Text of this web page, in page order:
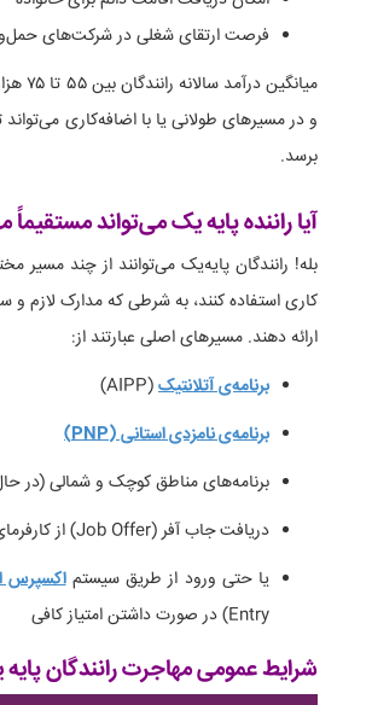
فرصت ارتقای شغلی در شرکت‌های
میانگین
برسد.
آیا راننده پایه یک می‌تواند
بله! رانندگان پایه‌یک می‌توانند از چند مسیر
کاری استفاده کنند، به شرطی که مدارک لازم و
ارائه دهند. مسیرهای اصلی عبارتند از:
برنامه‌ی آتلانتیک(AIPP)
برنامه‌ی نامزدی استانی (PNP)
برنامه‌های مناطق کوچک و شمالی (در
دریافت جاب آفر (Job Offer) از کارفرمای معتبر
یا حتی ورود از طریق سیستماکسپرس
Entry) در صورت داشتن امتیاز کافی
شرایط عمومی مهاجرت رانندگان